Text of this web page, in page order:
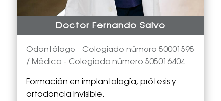
Doctor Fernando Salvo
Odontólogo - Colegiado número 50001595
/ Médico - Colegiado número 505016404
Formación en implantología, prótesis y
ortodoncia invisible.